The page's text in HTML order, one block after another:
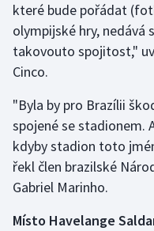
Gymnastika
Házená
Judo
Krasobruslení
které bude pořádat
olympijské hry, nedává
takovouto spojitost,"
Cinco.
"Byla by pro Brazílii
spojené se stadionem.
kdyby stadion toto
řekl člen brazilské
Gabriel Marinho.
Místo Havelange